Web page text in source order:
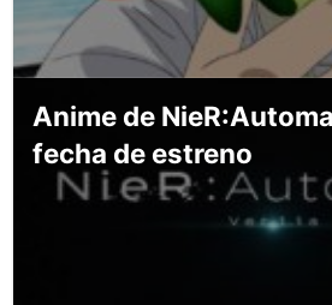
Anime de
fecha de estreno